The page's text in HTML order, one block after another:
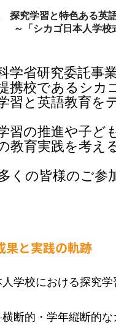
究学習と特色ある英
～「シカゴ日本人学
学省研究委託事
携校であるシカ
習と英語教育を
習の推進や子ど
教育実践を考え
くの皆様のご参
と実践の軌跡
人学校における探究
横断的・学年縦断的